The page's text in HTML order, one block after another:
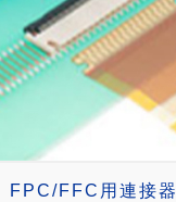
FPC/FFC用連接器